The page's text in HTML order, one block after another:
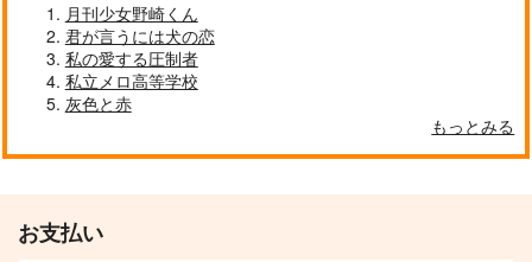
月刊少女野崎くん
君が言うには犬の恋
私の愛する圧制者
私立メロ高等学校
灰色と赤
もっとみる
お支払い